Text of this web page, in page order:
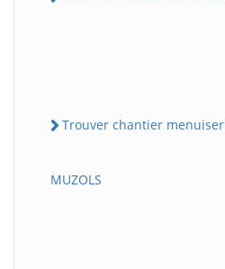
Trouver chantier
MUZOLS